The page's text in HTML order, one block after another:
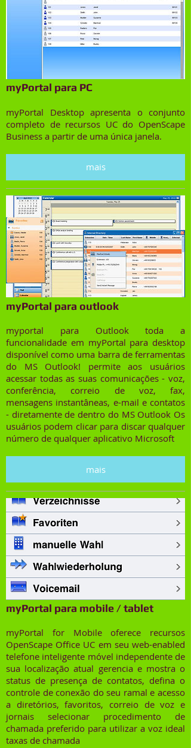
myPortal para PC
myPortal Desktop apresenta o conjunto
completo de recursos UC do OpenScape
Business a partir de uma única janela.
mais
myPortal para outlook
myportal para Outlook toda a
funcionalidade em myPortal para desktop
disponível como uma barra de ferramentas
do MS Outlook! permite aos usuários
acessar todas as suas comunicações - voz,
conferência, correio de voz, fax,
mensagens instantâneas, e-mail e contatos
- diretamente de dentro do MS Outlook Os
usuários podem clicar para discar qualquer
número de qualquer aplicativo Microsoft
mais
myPortal para mobile / tablet
myPortal for Mobile oferece recursos
OpenScape Office UC em seu web-enabled
telefone inteligente móvel independente de
sua localização atual gerencia e mostra o
status de presença de contatos, defina o
controle de conexão do seu ramal e acesso
a diretórios, favoritos, correio de voz e
jornais selecionar procedimento de
chamada preferido para utilizar a voz ideal
taxas de chamada